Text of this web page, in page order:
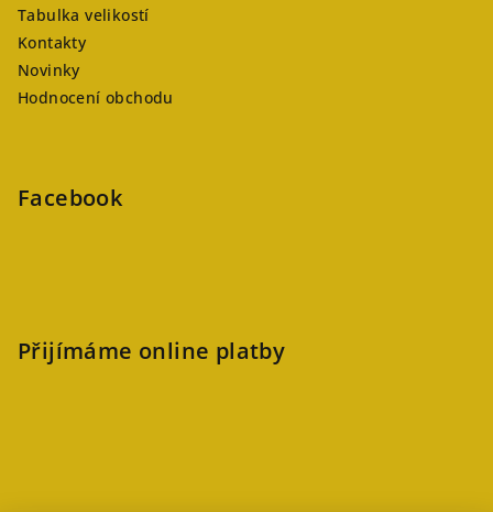
Tabulka velikostí
Kontakty
Novinky
Hodnocení obchodu
Facebook
Přijímáme online platby